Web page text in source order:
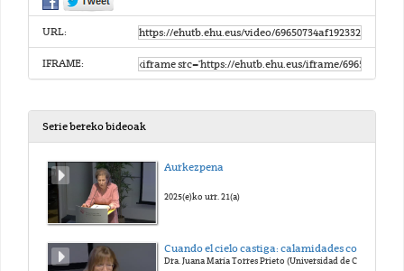
URL:
IFRAME:
Serie bereko bideoak
Aurkezpena
2025(e)ko urr. 21(a)